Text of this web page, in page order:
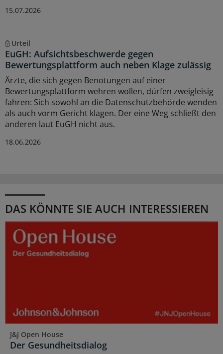
15.07.2026
Urteil
EuGH: Aufsichtsbeschwerde gegen
Bewertungsplattform auch neben Klage zulässig
Ärzte, die sich gegen Benotungen auf einer
Bewertungsplattform wehren wollen, dürfen zweigleisig
fahren: Sich sowohl an die Datenschutzbehörde wenden
als auch vorm Gericht klagen. Der eine Weg schließt den
anderen laut EuGH nicht aus.
18.06.2026
DAS KÖNNTE SIE AUCH INTERESSIEREN
J&J Open House
Der Gesundheitsdialog